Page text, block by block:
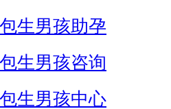
生男孩助孕
生男孩咨询
生男孩中心